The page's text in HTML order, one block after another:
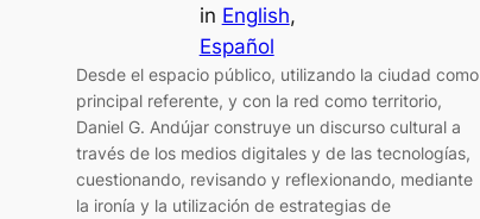
in English
Español
Desde el espacio público, utilizando la ciudad como
principal referente, y con la red como territorio,
Daniel G. Andújar construye un discurso cultural a
través de los medios digitales y de las tecnologías,
cuestionando, revisando y reflexionando, mediante
la ironía y la utilización de estrategias de